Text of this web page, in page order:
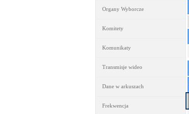
Organy Wyborcze
Komitety
Komunikaty
Transmisje wideo
Dane w arkuszach
Frekwencja